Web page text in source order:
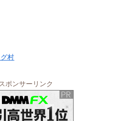
村
スポンサーリンク